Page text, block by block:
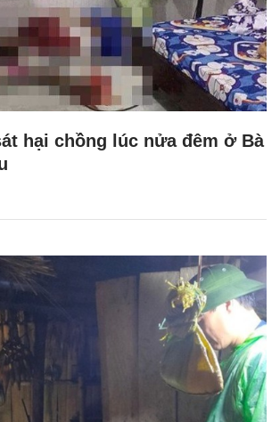
hại chồng lúc nửa đêm ở Bà